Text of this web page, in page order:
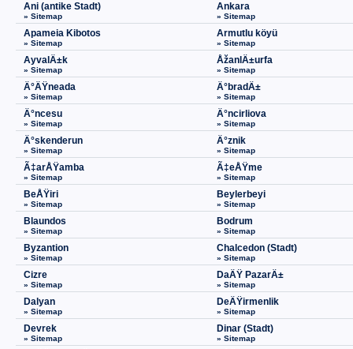
Ani (antike Stadt)
» Sitemap
Ankara
» Sitemap
Apameia Kibotos
» Sitemap
Armutlu köyü
» Sitemap
AyvalÄ±k
» Sitemap
ÅžanlÄ±urfa
» Sitemap
Ä°ÄŸneada
» Sitemap
Ä°bradÄ±
» Sitemap
Ä°ncesu
» Sitemap
Ä°ncirliova
» Sitemap
Ä°skenderun
» Sitemap
Ä°znik
» Sitemap
Ã‡arÅŸamba
» Sitemap
Ã‡eÅŸme
» Sitemap
BeÅŸiri
» Sitemap
Beylerbeyi
» Sitemap
Blaundos
» Sitemap
Bodrum
» Sitemap
Byzantion
» Sitemap
Chalcedon (Stadt)
» Sitemap
Cizre
» Sitemap
DaÄŸ PazarÄ±
» Sitemap
Dalyan
» Sitemap
DeÄŸirmenlik
» Sitemap
Devrek
» Sitemap
Dinar (Stadt)
» Sitemap